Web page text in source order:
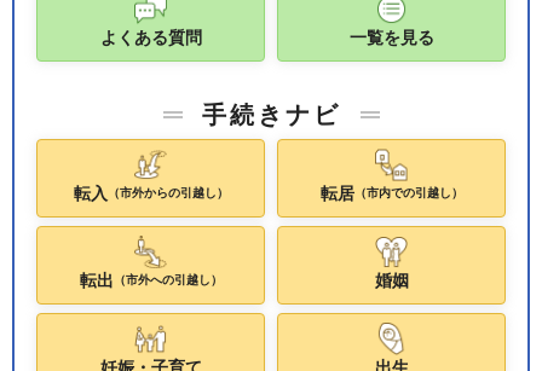
よくある質問 一覧を見る
手続きナビ
転入 （市外からの引越し） 転居（市内での引越し）
転出 （市外への引越し） 婚姻
妊娠・子育て 出生